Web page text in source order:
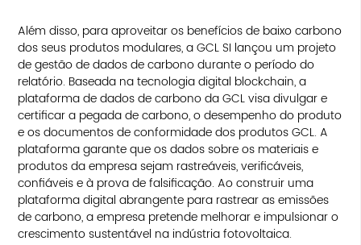
Além disso, para aproveitar os benefícios de baixo carbono
dos seus produtos modulares, a GCL SI lançou um projeto
de gestão de dados de carbono durante o período do
relatório. Baseada na tecnologia digital blockchain, a
plataforma de dados de carbono da GCL visa divulgar e
certificar a pegada de carbono, o desempenho do produto
e os documentos de conformidade dos produtos GCL. A
plataforma garante que os dados sobre os materiais e
produtos da empresa sejam rastreáveis, verificáveis,
confiáveis ​​e à prova de falsificação. Ao construir uma
plataforma digital abrangente para rastrear as emissões
de carbono, a empresa pretende melhorar e impulsionar o
crescimento sustentável na indústria fotovoltaica.